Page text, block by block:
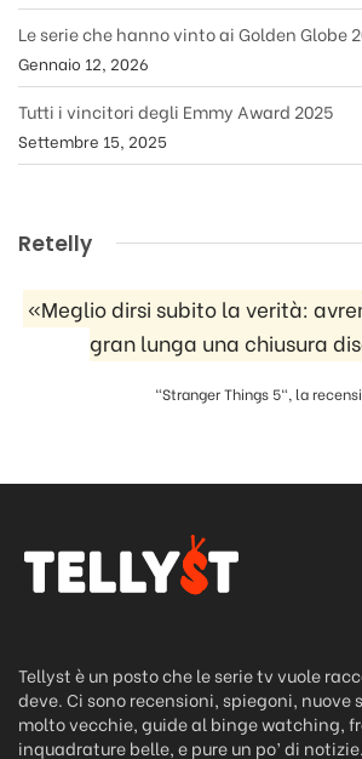
Le serie che hanno vinto ai Golden Globe
Gennaio 12, 2026
Tutti i vincitori degli Emmy Award 2025
Settembre 15, 2025
Retelly
«Meglio dirsi subito la verità:
gran lunga una chiusura
"Stranger Things 5", la
Tellyst è un posto che le serie tv vuole
deve. Ci sono recensioni, spiegoni, nuove
molto vecchie, guide al binge watching,
inquadrature belle, e pure un po’ di